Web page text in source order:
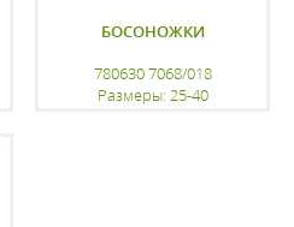
БОСОНОЖКИ
780630 7068/018
Размеры: 25-40